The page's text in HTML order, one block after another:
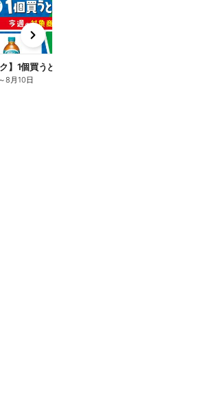
ク】1個買うと1個もらえる/麦茶
～8月10日
e
x
t